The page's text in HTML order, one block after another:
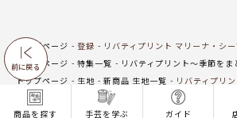
商品を探す 手芸を学ぶ ガイド
前に戻る
トップページ 登録
リバティプリント マリーナ・シ
トップページ
特集一覧 リバティプリント～季節をま
トップページ
生地 新商品 生地一覧
リバティプリ
トップページ
リバティプリント（ホビーラホビ
トップページ
商品 マンスリープレス4月号掲載商品